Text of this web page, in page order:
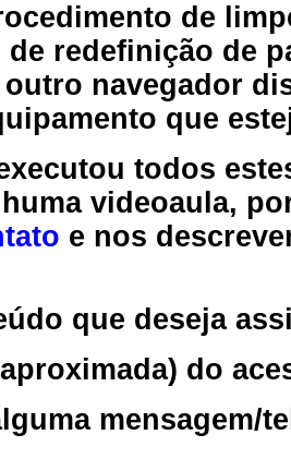
de
redefinição de
navegador
que
todos
videoaula,
e nos
que deseja
do
mensagem/